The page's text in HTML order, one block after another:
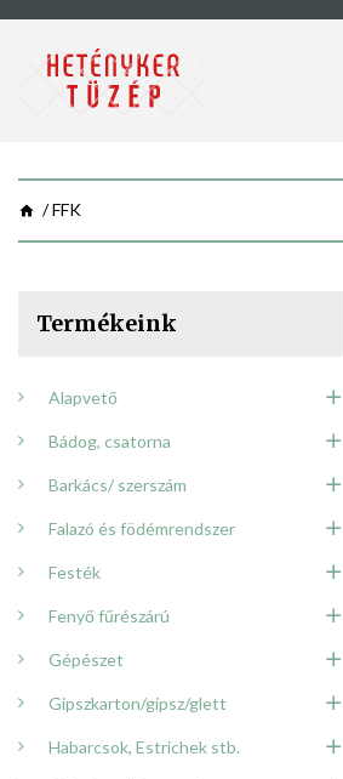
FFK
Termékeink
Alapvető
Bádog, csatorna
Barkács/ szerszám
Falazó és födémrendszer
Festék
Fenyő fűrészárú
Gépészet
Gipszkarton/gipsz/glett
Habarcsok, Estrichek stb.